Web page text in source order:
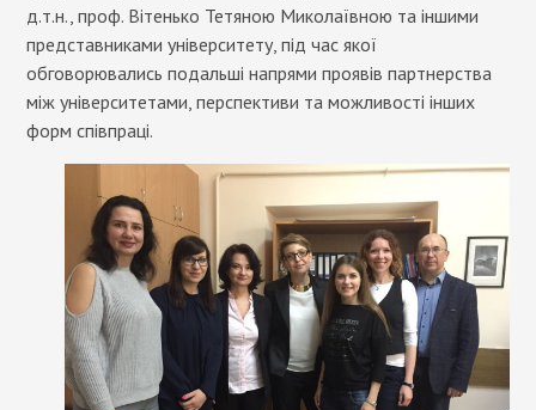
д.т.н., проф. Вітенько Тетяною Миколаївною та іншими
представниками університету, під час якої
обговорювались подальші напрями проявів партнерства
між університетами, перспективи та можливості інших
форм співпраці.